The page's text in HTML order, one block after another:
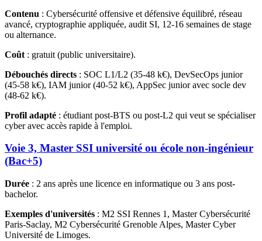
Contenu : Cybersécurité offensive et défensive équilibré, réseau
avancé, cryptographie appliquée, audit SI, 12-16 semaines de stage
ou alternance.
Coût : gratuit (public universitaire).
Débouchés directs : SOC L1/L2 (35-48 k€), DevSecOps junior
(45-58 k€), IAM junior (40-52 k€), AppSec junior avec socle dev
(48-62 k€).
Profil adapté : étudiant post-BTS ou post-L2 qui veut se spécialiser
cyber avec accès rapide à l'emploi.
Voie 3, Master SSI université ou école non-ingénieur
(Bac+5)
Durée : 2 ans après une licence en informatique ou 3 ans post-
bachelor.
Exemples d'universités : M2 SSI Rennes 1, Master Cybersécurité
Paris-Saclay, M2 Cybersécurité Grenoble Alpes, Master Cyber
Université de Limoges.